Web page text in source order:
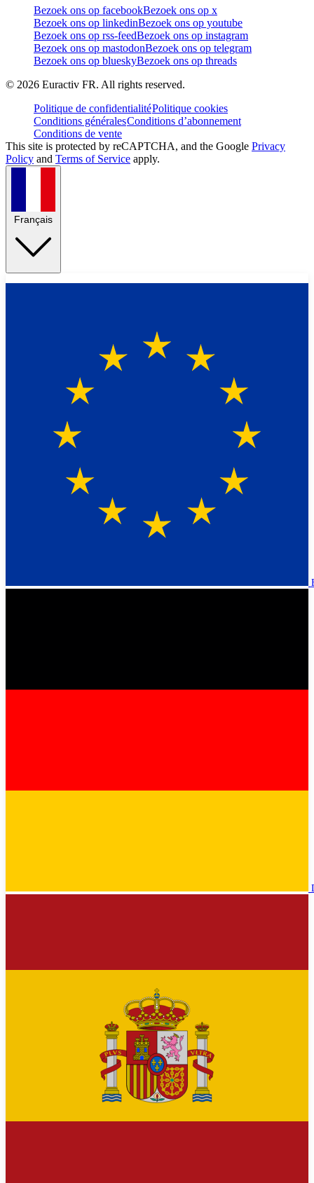
Bezoek ons op facebookBezoek ons op x
Bezoek ons op linkedinBezoek ons op youtube
Bezoek ons op rss-feedBezoek ons op instagram
Bezoek ons op mastodonBezoek ons op telegram
Bezoek ons op blueskyBezoek ons op threads
© 2026 Euractiv FR. All rights reserved.
Politique de confidentialitéPolitique cookies
Conditions généralesConditions d’abonnement
Conditions de vente
This site is protected by reCAPTCHA, and the Google Privacy
Policy and Terms of Service apply.
Français